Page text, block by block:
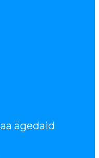
ägedaid